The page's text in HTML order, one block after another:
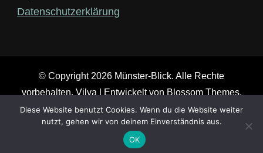
Datenschutzerklärung
© Copyright 2026 Münster-Blick. Alle Rechte
vorbehalten. Vilva | Entwickelt von Blossom Themes.
Präsentiert von WordPress .
Diese Website benutzt Cookies. Wenn du die Website weiter
nutzt, gehen wir von deinem Einverständnis aus.
OK